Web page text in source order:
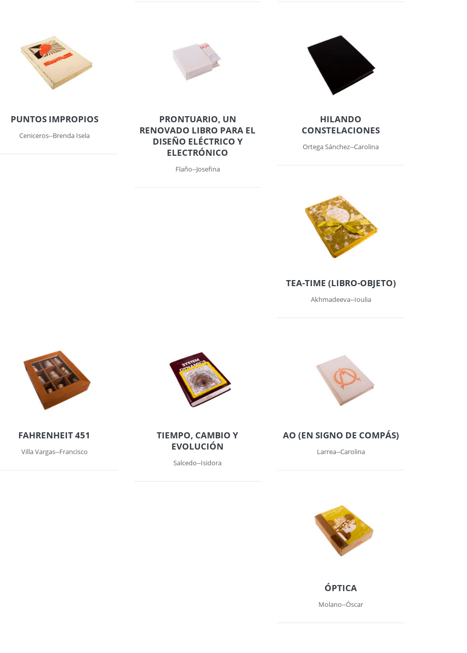
PUNTOS IMPROPIOS
Ceniceros--Brenda Isela
PRONTUARIO, UN
RENOVADO LIBRO PARA EL
DISEÑO ELÉCTRICO Y
ELECTRÓNICO
Flaño--Josefina
HILANDO
CONSTELACIONES
Ortega Sánchez--Carolina
TEA-TIME (LIBRO-OBJETO)
Akhmadeeva--Ioulia
FAHRENHEIT 451
Villa Vargas--Francisco
TIEMPO, CAMBIO Y
EVOLUCIÓN
Salcedo--Isidora
AO (EN SIGNO DE COMPÁS)
Larrea--Carolina
ÓPTICA
Molano--Óscar